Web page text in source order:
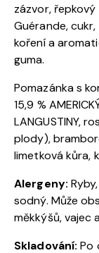
zázvor,
Guérande,
koření a
guma.
Pomazánka s
15,9 %
LANGUSTINY,
plody),
limetková kůra,
Alergeny:
sodný. Může
měkkýšů, vajec
Skladování: Po